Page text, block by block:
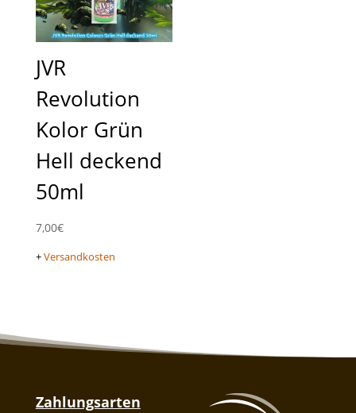
JVR
Revolution
Kolor Grün
Hell deckend
50ml
7,00€
+Versandkosten
Zahlungsarten